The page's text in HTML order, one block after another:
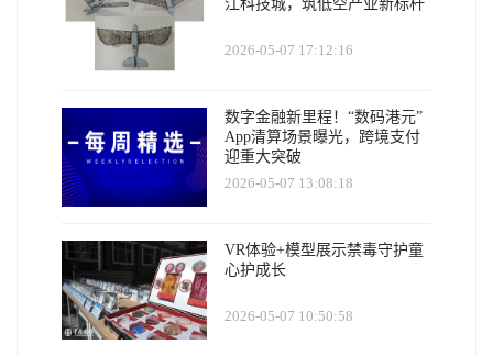
江科技城，筑低空产业新标杆
2026-05-07 17:12:16
数字金融新里程！“数码港元”
App清算场景曝光，跨境支付
迎重大突破
2026-05-07 13:08:18
VR体验+模型展示禁毒守护童
心护成长
2026-05-07 10:50:58